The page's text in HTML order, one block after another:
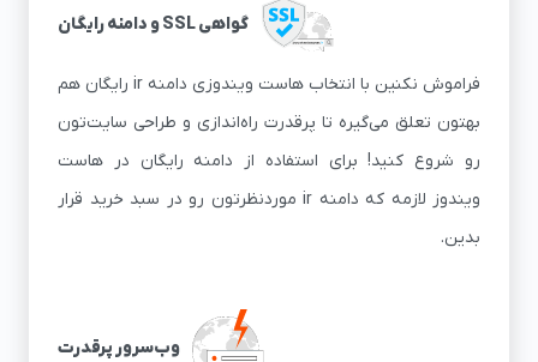
گواهی SSL و دامنه رایگان
فراموش نکنین با انتخاب هاست ویندوزی دامنه ir رایگان هم
بهتون تعلق می‌گیره تا پرقدرت راه‌اندازی و طراحی سایت‌تون
رو شروع کنید! برای استفاده از دامنه رایگان در هاست
ویندوز لازمه که دامنه ir موردنظرتون رو در سبد خرید قرار
بدین.
وب‌سرور پرقدرت